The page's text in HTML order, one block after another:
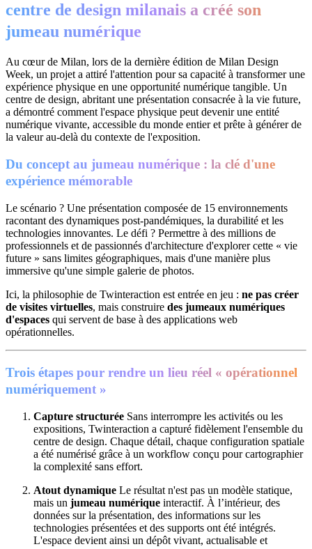
centre de design milanais a créé son
jumeau numérique
Au cœur de Milan, lors de la dernière édition de Milan Design
Week, un projet a attiré l'attention pour sa capacité à transformer une
expérience physique en une opportunité numérique tangible. Un
centre de design, abritant une présentation consacrée à la vie future,
a démontré comment l'espace physique peut devenir une entité
numérique vivante, accessible du monde entier et prête à générer de
la valeur au-delà du contexte de l'exposition.
Du concept au jumeau numérique : la clé d'une
expérience mémorable
Le scénario ? Une présentation composée de 15 environnements
racontant des dynamiques post-pandémiques, la durabilité et les
technologies innovantes. Le défi ? Permettre à des millions de
professionnels et de passionnés d'architecture d'explorer cette « vie
future » sans limites géographiques, mais d'une manière plus
immersive qu'une simple galerie de photos.
Ici, la philosophie de Twinteraction est entrée en jeu : ne pas créer
de visites virtuelles, mais construire des jumeaux numériques
d'espaces qui servent de base à des applications web
opérationnelles.
Trois étapes pour rendre un lieu réel « opérationnel
numériquement »
Capture structurée Sans interrompre les activités ou les
expositions, Twinteraction a capturé fidèlement l'ensemble du
centre de design. Chaque détail, chaque configuration spatiale
a été numérisé grâce à un workflow conçu pour cartographier
la complexité sans effort.
Atout dynamique Le résultat n'est pas un modèle statique,
mais un jumeau numérique interactif. À l’intérieur, des
données sur la présentation, des informations sur les
technologies présentées et des supports ont été intégrés.
L'espace devient ainsi un dépôt vivant, actualisable et